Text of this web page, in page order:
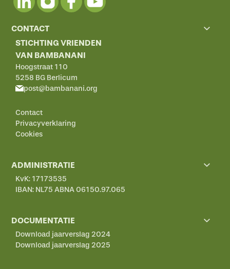
CONTACT
STICHTING VRIENDEN
VAN BAMBANANI
Hoogstraat 110
5258 BG Berlicum
post@bambanani.org
Contact
Privacyverklaring
Cookies
ADMINISTRATIE
KvK: 17173535
IBAN: NL75 ABNA 06150.97.065
DOCUMENTATIE
Download jaarverslag 2024
Download jaarverslag 2025